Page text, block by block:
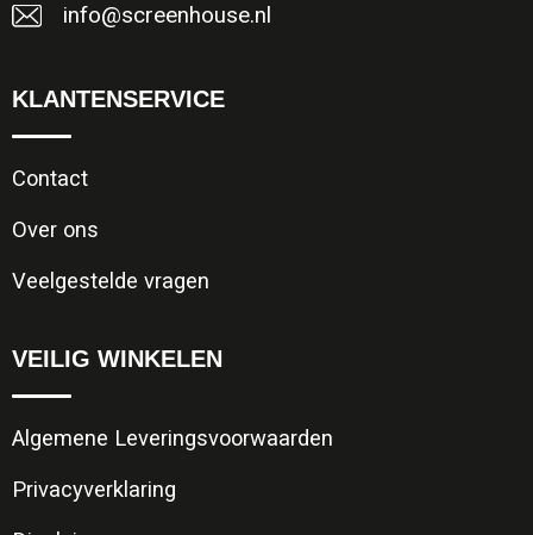
info@screenhouse.nl
KLANTENSERVICE
Contact
Over ons
Veelgestelde vragen
VEILIG WINKELEN
Algemene Leveringsvoorwaarden
Privacyverklaring